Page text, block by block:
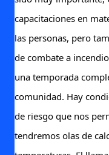
capacitaciones en
las personas, pero
de combate a
una temporada
comunidad. Hay
de riesgo que nos
tendremos olas de